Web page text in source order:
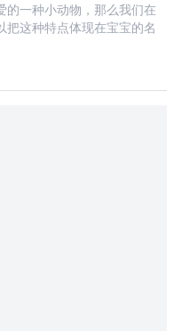
的一种小动物，那么我们在
这种特点体现在宝宝的名